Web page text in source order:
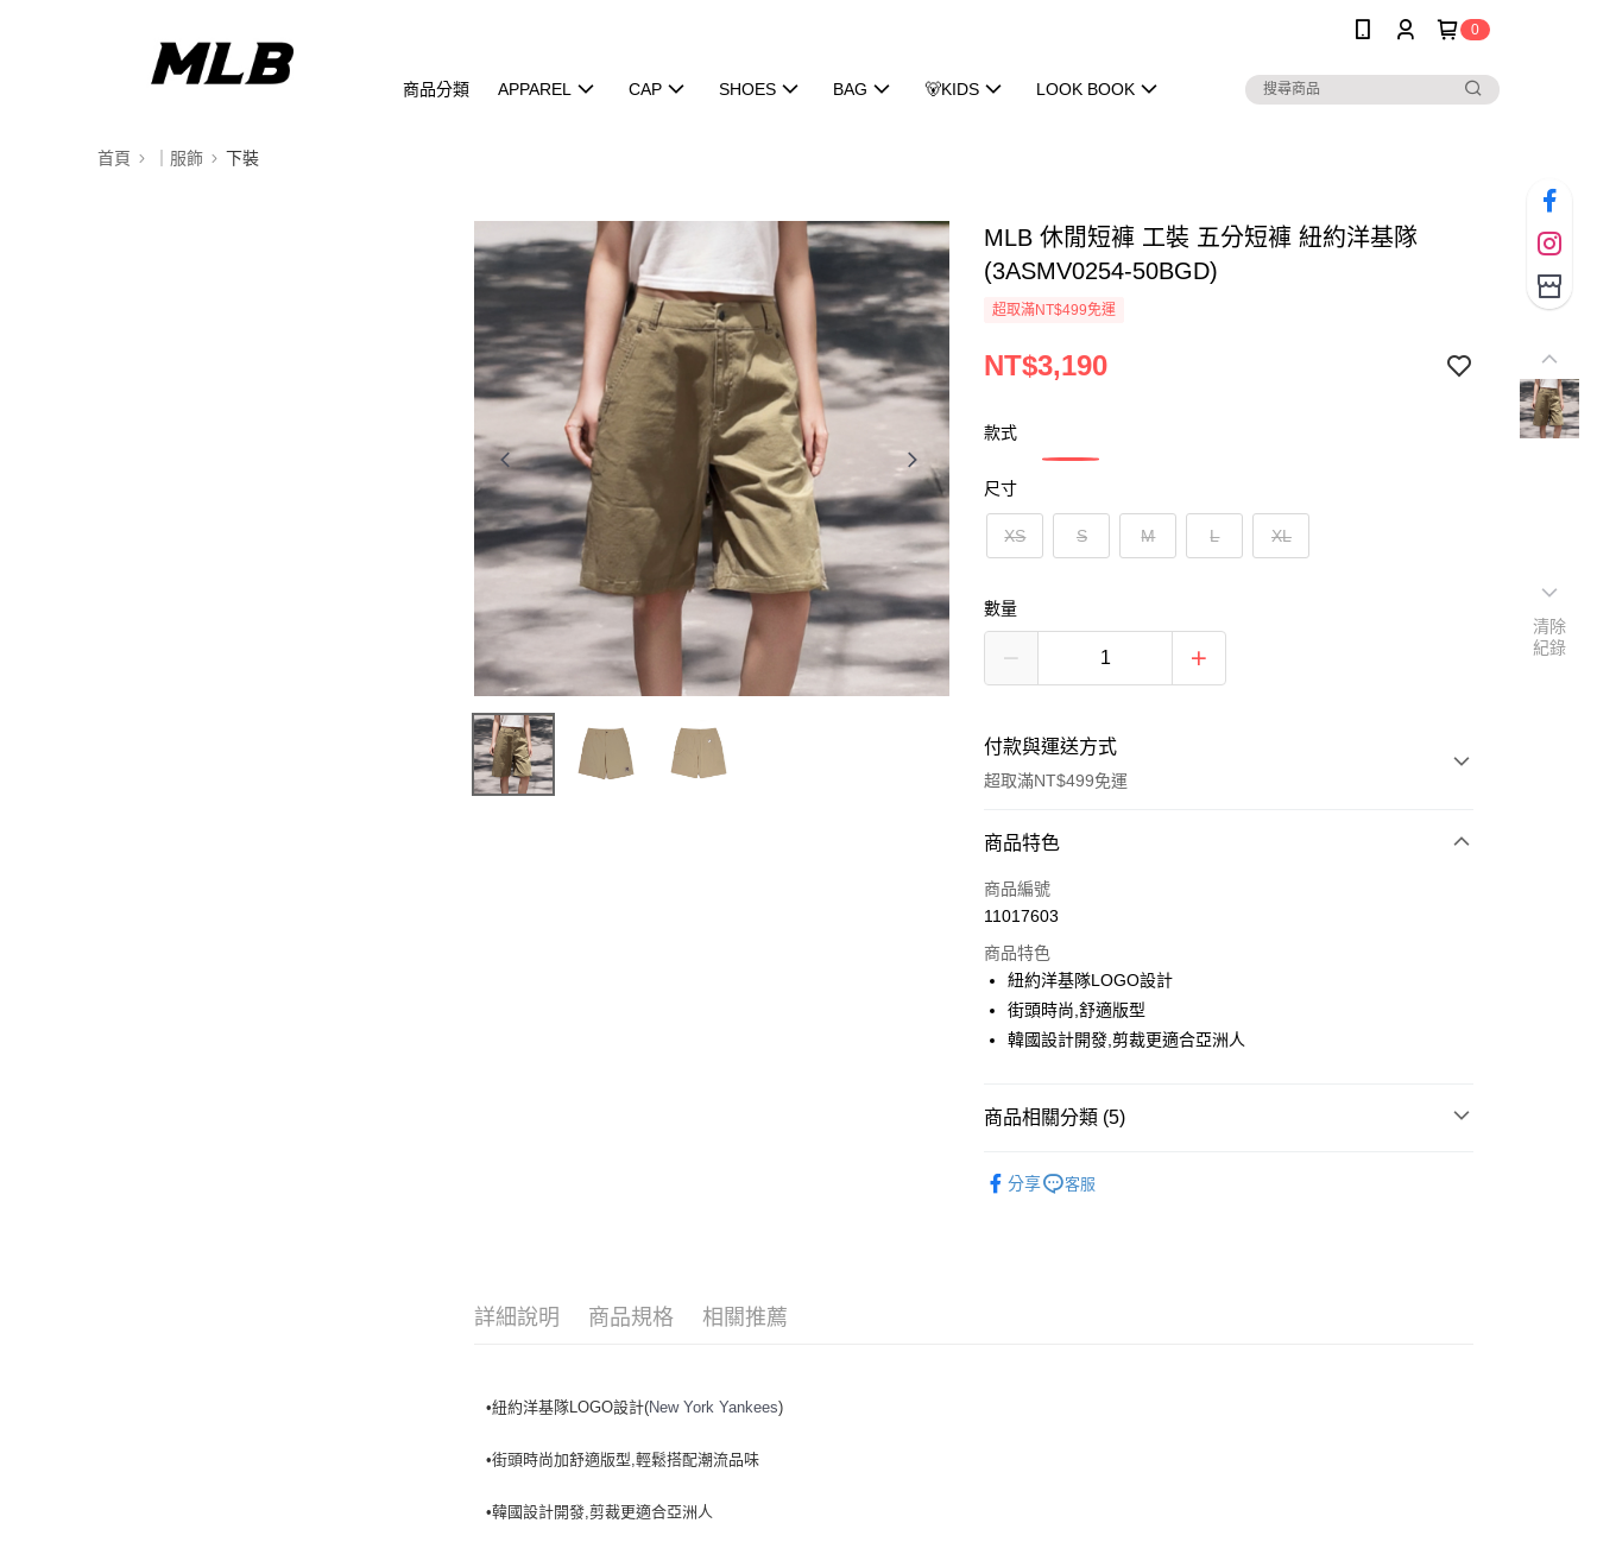
0
商品分類 APPAREL CAP SHOES BAG 🐻KIDS LOOK BOOK
首頁 ｜服飾 下裝
MLB 休閒短褲 工裝 五分短褲 紐約洋基隊
(3ASMV0254-50BGD)
超取滿NT$499免運
NT$3,190
款式
尺寸
XS S M L XL
數量
付款與運送方式
超取滿NT$499免運
付款方式
信用卡一次付款
LINE Pay
Apple Pay
悠遊付
運送方式
商品特色
商品編號
11017603
商品特色
紐約洋基隊LOGO設計
街頭時尚,舒適版型
韓國設計開發,剪裁更適合亞洲人
商品相關分類 (5)
分享 客服
詳細說明 商品規格 相關推薦
•紐約洋基隊LOGO設計(New York Yankees)
•街頭時尚加舒適版型,輕鬆搭配潮流品味
•韓國設計開發,剪裁更適合亞洲人
清除
紀錄